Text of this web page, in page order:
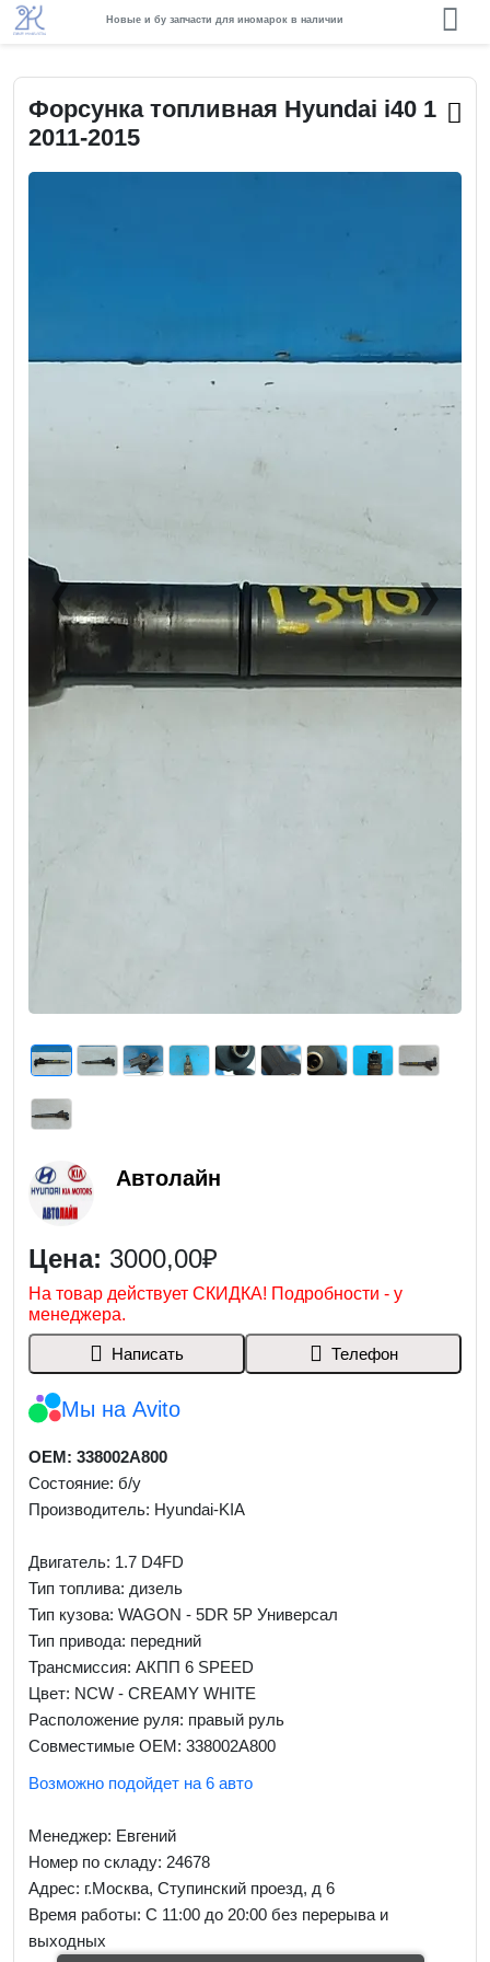
Новые и бу запчасти для иномарок в наличии
Форсунка топливная Hyundai i40 1
2011-2015
❮
Previous ❯Next
Автолайн
Цена: 3000,00₽
На товар действует СКИДКА! Подробности - у
менеджера.
Написать Телефон
Мы на Avito
OEM: 338002A800
Состояние: б/у
Производитель: Hyundai-KIA
Двигатель: 1.7 D4FD
Тип топлива: дизель
Тип кузова: WAGON - 5DR 5P Универсал
Тип привода: передний
Трансмиссия: AКПП 6 SPEED
Цвет: NCW - CREAMY WHITE
Расположение руля: правый руль
Совместимые OEM: 338002A800
Возможно подойдет на 6 авто
Менеджер: Евгений
Номер по складу: 24678
Адрес: г.Москва, Ступинский проезд, д 6
Время работы: С 11:00 до 20:00 без перерыва и
выходных